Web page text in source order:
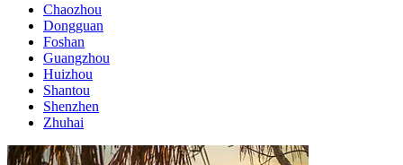
Chaozhou
Dongguan
Foshan
Guangzhou
Huizhou
Shantou
Shenzhen
Zhuhai